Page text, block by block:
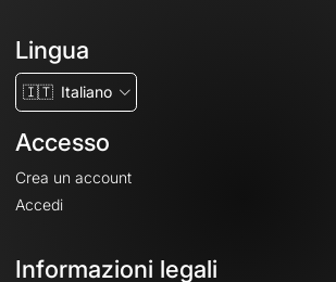
Lingua
🇮🇹 Italiano
Accesso
Crea un account
Accedi
Informazioni legali